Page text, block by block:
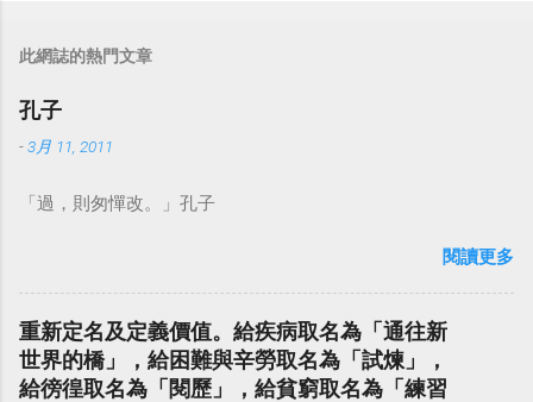
此網誌的熱門文章
孔子
-3月 11, 2011
「過，則匆憚改。」孔子
閱讀更多
重新定名及定義價值。給疾病取名為「通往新
世界的橋」，給困難與辛勞取名為「試煉」，
給徬徨取名為「閱歷」，給貧窮取名為「練習